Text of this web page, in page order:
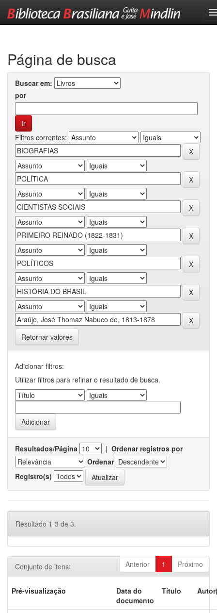
Página de busca
Buscar em:
por
Filtros correntes:
Retornar valores
Adicionar filtros:
Utilizar filtros para refinar o resultado de busca.
Resultados/Página | Ordenar registros por
Ordenar
Registro(s)
Resultado 1-3 de 3.
Anterior 1 Próximo
Conjunto de itens:
Pré-visualização
Data do
documento
Título